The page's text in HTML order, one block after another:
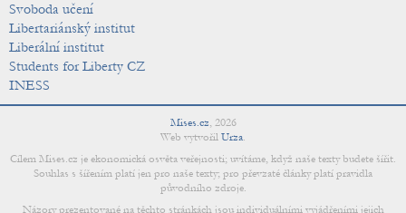
Svoboda učení
Libertariánský institut
Liberální institut
Students for Liberty CZ
INESS
Mises.cz, 2026
Web vytvořil Urza.
Cílem Mises.cz je ekonomická osvěta veřejnosti; uvítáme, když naše texty budete šířit.
Souhlas s šířením platí jen pro naše texty; pro převzaté články platí pravidla
původního zdroje.
Názory prezentované na těchto stránkách jsou individuálními vyjádřeními jejich